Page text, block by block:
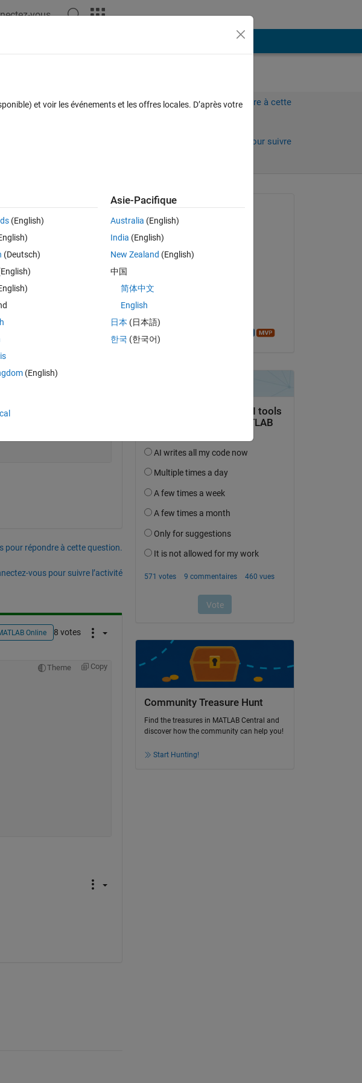
vous
Connectez-vous pour répondre à cette
Connectez-vous pour suivre
Online
match the bar? thanks
pour répondre à cette question.
vous pour suivre l’activité
Online 8 votes
Theme Copy
Matlab2010
le 15 Nov 2013
le 20 Mai 2018
Acceptée :
Community Treasure Hunt
Find the treasures in MATLAB Central and
discover how the community can help you!
Start Hunting!
et voir les événements et les offres locales. D’après votre
(English)
(Deutsch)
(English)
Asie-Pacifique
Australia (English)
India (English)
New Zealand (English)
中国
简体中文
English
日本 (日本語)
한국 (한국어)